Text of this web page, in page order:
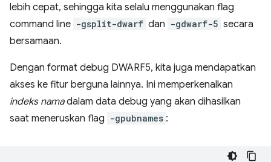
lebih cepat, sehingga kita selalu menggunakan flag
command line -gsplit-dwarf dan -gdwarf-5 secara
bersamaan.
Dengan format debug DWARF5, kita juga mendapatkan
akses ke fitur berguna lainnya. Ini memperkenalkan
indeks namadalam data debug yang akan dihasilkan
saat meneruskan flag -gpubnames :